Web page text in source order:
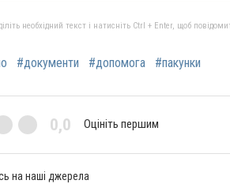
необхідний текст і натисніть Ctrl + Enter, щоб
#документи #допомога #пакунки
0,0 Оцініть першим
на наші джерела